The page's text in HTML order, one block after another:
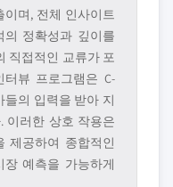
며, 전체 인사이트
의 정확성과 깊이를
직접적인 교류가 포
뷰 프로그램은 C-
의 입력을 받아 지
이러한 상호 작용은
제공하여 종합적인
예측을 가능하게